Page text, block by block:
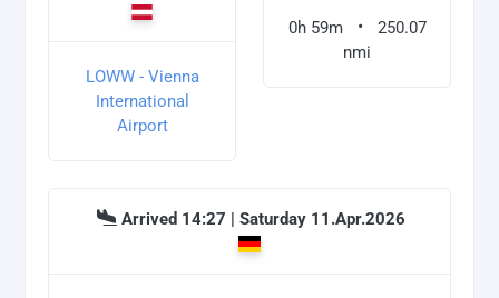
LOWW - Vienna
International
Airport
0h 59m
250.07
nmi
Arrived 14:27 | Saturday 11.Apr.2026